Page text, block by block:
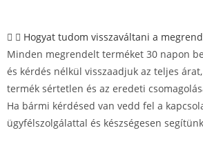
Hogyat tudom visszaváltani a
Minden megrendelt terméket 30 napon
és kérdés nélkül visszaadjuk az teljes
termék sértetlen és az eredeti
Ha bármi kérdésed van vedd fel a
ügyfélszolgálattal és készségesen